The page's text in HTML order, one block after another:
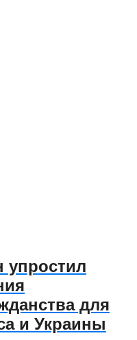
упростил
для
и Украины